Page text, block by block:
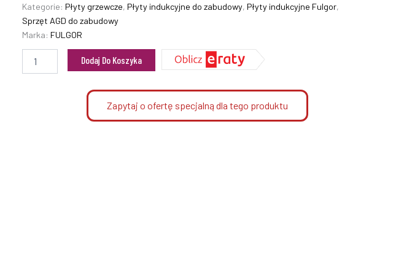
Kategorie: Płyty grzewcze, Płyty indukcyjne do zabudowy, Płyty indukcyjne Fulgor,
Sprzęt AGD do zabudowy
Marka: FULGOR
Dodaj Do Koszyka
Zapytaj o ofertę specjalną dla tego produktu